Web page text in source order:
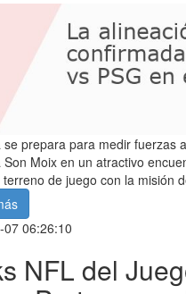
se prepara para medir fuerzas
Son Moix en un atractivo
de juego con la misión
06:26:10
NFL del